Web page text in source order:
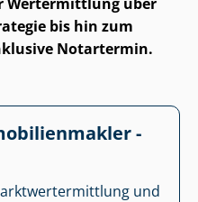
bis hin zum
Notartermin.
-
und